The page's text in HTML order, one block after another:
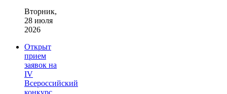
Вторник,
28 июля
2026
Открыт
прием
заявок на
IV
Всероссийский
конкурс